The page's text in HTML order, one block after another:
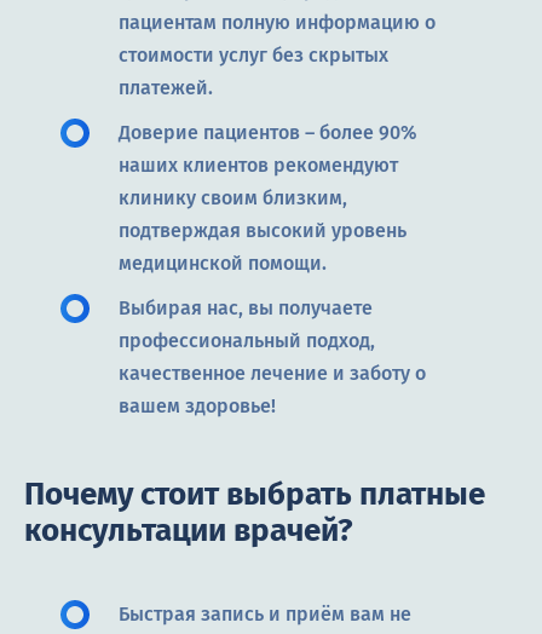
пациентам полную информацию о
стоимости услуг без скрытых
платежей.
Доверие пациентов – более 90%
наших клиентов рекомендуют
клинику своим близким,
подтверждая высокий уровень
медицинской помощи.
Выбирая нас, вы получаете
профессиональный подход,
качественное лечение и заботу о
вашем здоровье!
Почему стоит выбрать платные
консультации врачей?
Быстрая запись и приём вам не